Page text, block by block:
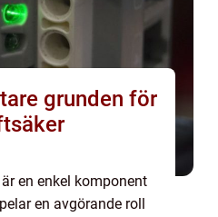
för
en enkel komponent
en avgörande roll